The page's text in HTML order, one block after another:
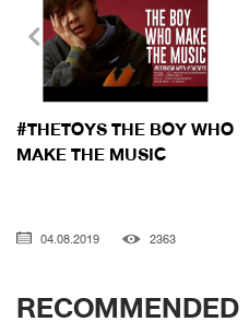
#THETOYS THE BOY WHO
MAKE THE MUSIC
04.08.2019 2363
RECOMMENDED